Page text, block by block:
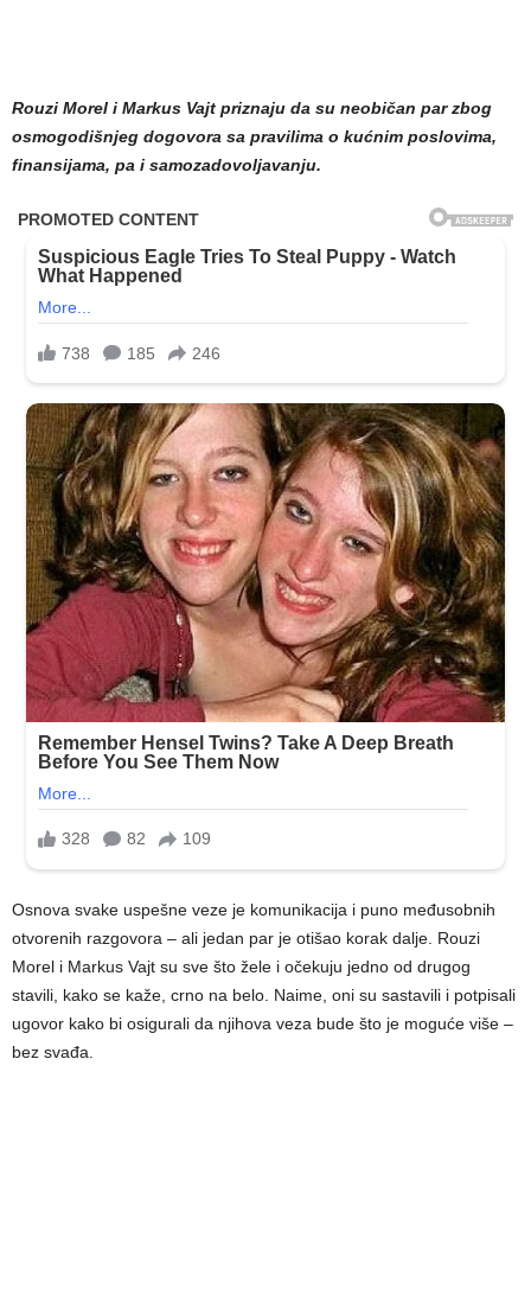
Rouzi Morel i Markus Vajt priznaju da su neobičan par zbog
osmogodišnjeg dogovora sa pravilima o kućnim poslovima,
finansijama, pa i samozadovoljavanju.
Osnova svake uspešne veze je komunikacija i puno međusobnih
otvorenih razgovora – ali jedan par je otišao korak dalje. Rouzi
Morel i Markus Vajt su sve što žele i očekuju jedno od drugog
stavili, kako se kaže, crno na belo. Naime, oni su sastavili i potpisali
ugovor kako bi osigurali da njihova veza bude što je moguće više –
bez svađa.